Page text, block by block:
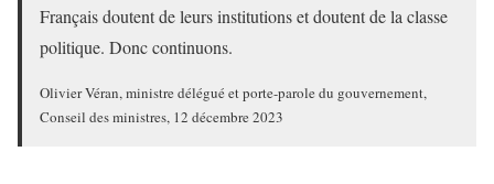
Français doutent de leurs institutions et doutent de la classe
politique. Donc continuons.
Olivier Véran, ministre délégué et porte-parole du gouvernement,
Conseil des ministres, 12 décembre 2023